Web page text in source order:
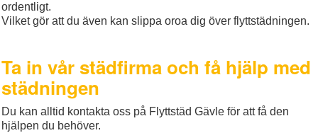
ordentligt.
Vilket gör att du även kan slippa oroa dig över flyttstädningen.
Ta in vår städfirma och få hjälp med
städningen
Du kan alltid kontakta oss på Flyttstäd Gävle för att få den
hjälpen du behöver.